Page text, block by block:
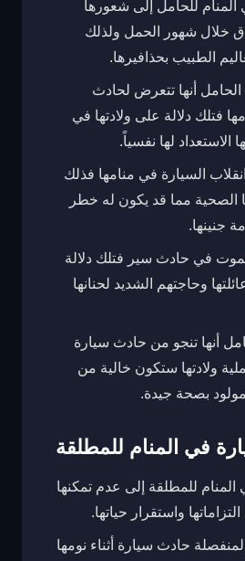
للحامل إلى شعورها
خلال شهور الحمل ولذلك
الطبيب بحذافيرها.
أنها تتعرض لحادث
فتلك دلالة على ولادتها في
الاستعداد لها نفسياً.
السيارة في منامها فذلك
الصحية مما قد يكون له خطر
جنينها.
تموت في حادث سير فتلك دلالة
وحاجتهم الشديد لحنانها
أنها تنجو من حادث سيارة
ولادتها ستكون خالية من
بصحة جيدة.
في المنام للمطلقة
للمطلقة إلى عدم تمكنها
واستقرار حياتها.
حادث سيارة أثناء نومها